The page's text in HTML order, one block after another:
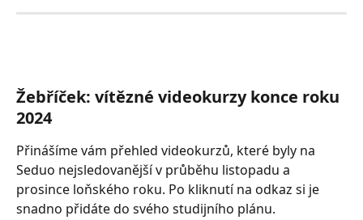
Žebříček: vítězné videokurzy konce roku
2024
Přinášíme vám přehled videokurzů, které byly na
Seduo nejsledovanější v průběhu listopadu a
prosince loňského roku. Po kliknutí na odkaz si je
snadno přidáte do svého studijního plánu.